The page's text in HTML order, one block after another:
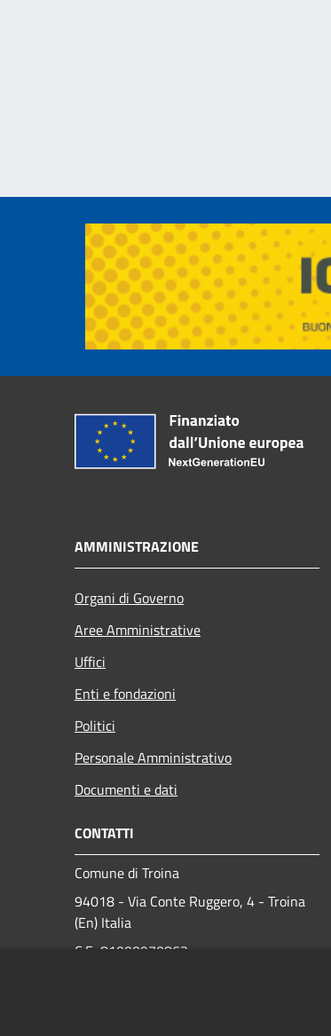
AMMINISTRAZIONE
Organi di Governo
Aree Amministrative
Uffici
Enti e fondazioni
Politici
Personale Amministrativo
Documenti e dati
CONTATTI
Comune di Troina
94018 - Via Conte Ruggero, 4 - Troina
(En) Italia
C.F.: 81000970863